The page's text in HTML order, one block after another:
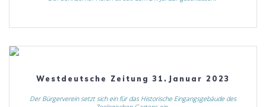
Westdeutsche Zeitung 31.Januar 2023
Der Bürgerverein setzt sich ein für das Historische Eingangsgebäude des